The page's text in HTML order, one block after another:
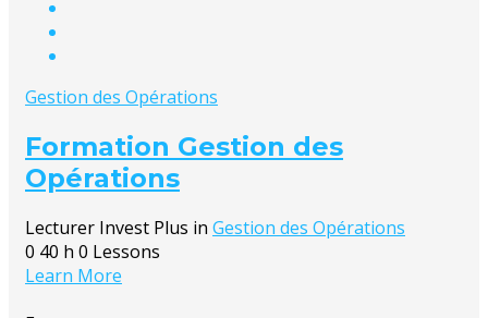
Gestion des Opérations
Formation Gestion des
Opérations
Lecturer Invest Plus in Gestion des Opérations
0 40 h 0 Lessons
Learn More